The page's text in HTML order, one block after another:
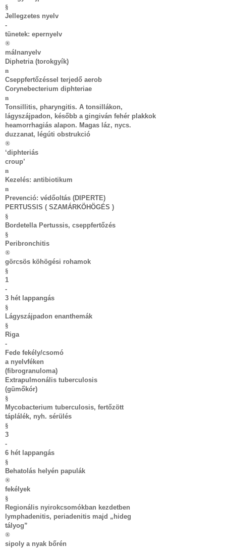
§
Jellegzetes nyelv
-
tünetek: epernyelv
®
málnanyelv
Diphetria (torokgyík)
n
Cseppfertőzéssel terjedő aerob
Corynebecterium diphteriae
n
Tonsillitis, pharyngitis. A tonsillákon,
lágyszájpadon, később a gingiván fehér plakkok
heamorrhagiás alapon. Magas láz, nycs.
duzzanat, légúti obstrukció
®
‘diphteriás
croup’
n
Kezelés: antibiotikum
n
Prevenció: védőoltás (DIPERTE)
PERTUSSIS ( SZAMÁRKÖHÖGÉS )
§
Bordetella Pertussis, cseppfertőzés
§
Peribronchitis
®
görcsös köhögési rohamok
§
1
-
3 hét lappangás
§
Lágyszájpadon enanthemák
§
Riga
-
Fede fekély/csomó
a nyelvféken
(fibrogranuloma)
Extrapulmonális tuberculosis
(gümőkór)
§
Mycobacterium tuberculosis, fertőzött
táplálék, nyh. sérülés
§
3
-
6 hét lappangás
§
Behatolás helyén papulák
®
fekélyek
§
Regionális nyirokcsomókban kezdetben
lymphadenitis, periadenitis majd „hideg
tályog”
®
sipoly a nyak bőrén